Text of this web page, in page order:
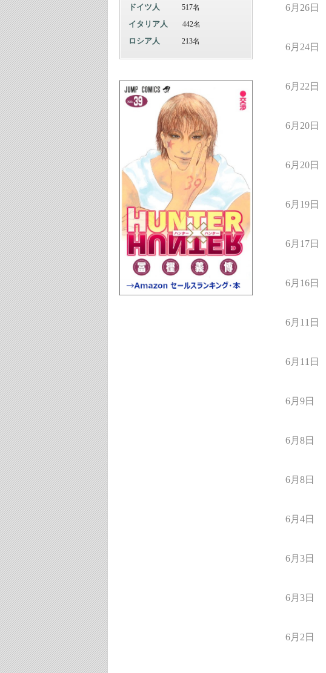
6月26日
6月24日
6月22日
6月20日
6月20日
6月19日
6月17日
6月16日
6月11日
6月11日
6月9日
6月8日
6月8日
6月4日
6月3日
6月3日
6月2日
ドイツ人 517名
イタリア人 442名
ロシア人 213名